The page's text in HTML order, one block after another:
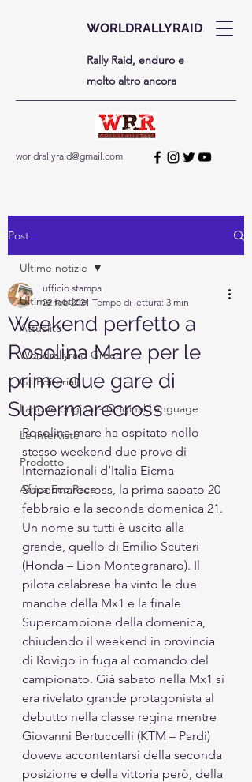
WORLDRALLYRAID
Rally Raid, enduro e
molto altro ancora
worldrallyraid@gmail.com
Post
Ultime notizie
Attualità
Worldrallyraid Green
Gli Editoriali
Langue original - Original Language
Le interviste
Prodotto
Africa Eco Race
Ultime notizie
Weekend perfetto a
Rosolina Mare per le
prime due gare di
Supermarecross
ufficio stampa
22 feb 2021 Tempo di lettura: 3 min
Rosolina mare ha ospitato nello
stesso weekend due prove di
Internazionali d’Italia Eicma
Supermarecross, la prima sabato 20
febbraio e la seconda domenica 21.
Un nome su tutti è uscito alla
grande, quello di Emilio Scuteri
(Honda – Lion Montegranaro). Il
pilota calabrese ha vinto le due
manche della Mx1 e la finale
Supercampione della domenica,
chiudendo il weekend in provincia
di Rovigo in fuga al comando del
campionato. Già sabato nella Mx1 si
era rivelato grande protagonista al
debutto nella classe regina mentre
Giovanni Bertuccelli (KTM – Pardi)
doveva accontentarsi della seconda
posizione e della vittoria però, della